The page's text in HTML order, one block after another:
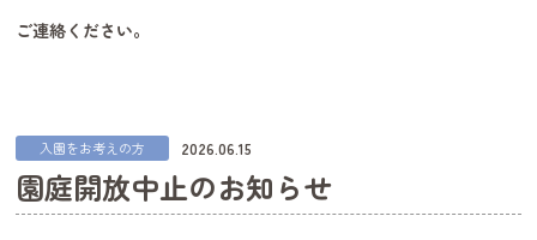
ご連絡ください。
入園をお考えの方 2026.06.15
園庭開放中止のお知らせ